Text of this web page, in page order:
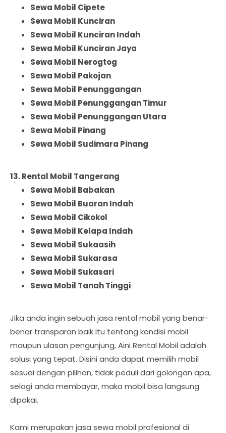
Sewa Mobil Cipete
Sewa Mobil Kunciran
Sewa Mobil Kunciran Indah
Sewa Mobil Kunciran Jaya
Sewa Mobil Nerogtog
Sewa Mobil Pakojan
Sewa Mobil Penunggangan
Sewa Mobil Penunggangan Timur
Sewa Mobil Penunggangan Utara
Sewa Mobil Pinang
Sewa Mobil Sudimara Pinang
13. Rental Mobil Tangerang
Sewa Mobil Babakan
Sewa Mobil Buaran Indah
Sewa Mobil Cikokol
Sewa Mobil Kelapa Indah
Sewa Mobil Sukaasih
Sewa Mobil Sukarasa
Sewa Mobil Sukasari
Sewa Mobil Tanah Tinggi
Jika anda ingin sebuah jasa rental mobil yang benar-
benar transparan baik itu tentang kondisi mobil
maupun ulasan pengunjung, Aini Rental Mobil adalah
solusi yang tepat. Disini anda dapat memilih mobil
sesuai dengan pilihan, tidak peduli dari golongan apa,
selagi anda membayar, maka mobil bisa langsung
dipakai.
Kami merupakan jasa sewa mobil profesional di